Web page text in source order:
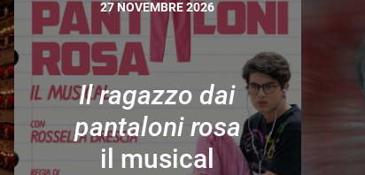
27 NOVEMBRE 2026
Il ragazzo dai
pantaloni rosa
il musical